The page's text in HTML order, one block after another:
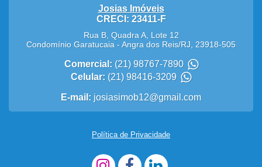
Josias Imóveis
CRECI: 23411-F
Rua B, Quadra A, Lote 12
Condomínio Garatucaia -Angra dos Reis/RJ 23918-505
Comercial: (21) 98767-7890
Celular: (21) 98416-3209
E-mail: josiasimob12@gmail.com
Política de Privacidade